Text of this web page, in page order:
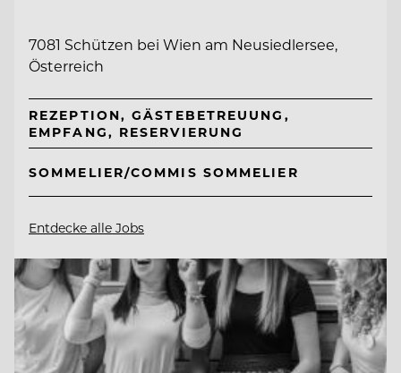
7081 Schützen bei Wien am Neusiedlersee,
Österreich
REZEPTION, GÄSTEBETREUUNG,
EMPFANG, RESERVIERUNG
SOMMELIER/COMMIS SOMMELIER
Entdecke alle Jobs